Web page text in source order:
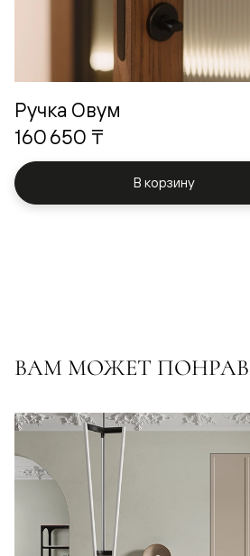
Ручка Овум
160 650 ₸
В корзину
ВАМ МОЖЕТ